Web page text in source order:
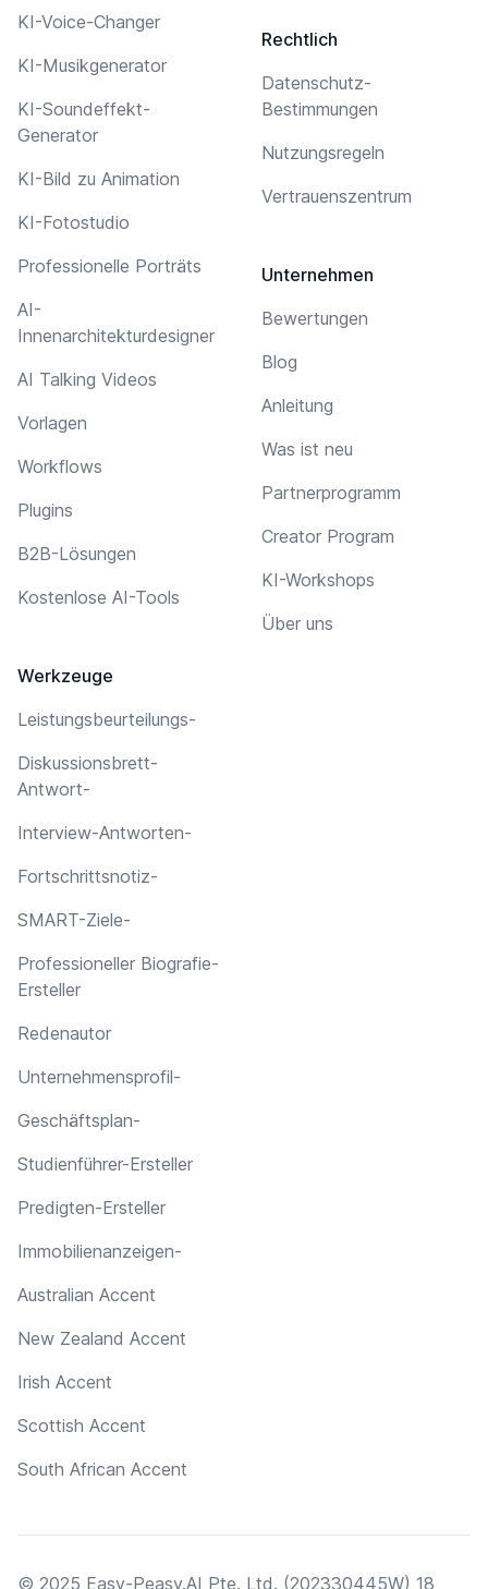
KI-Voice-Changer
KI-Musikgenerator
KI-Soundeffekt-
Generator
KI-Bild zu Animation
KI-Fotostudio
Professionelle Porträts
AI-
Innenarchitekturdesigner
AI Talking Videos
Vorlagen
Workflows
Plugins
B2B-Lösungen
Kostenlose AI-Tools
Werkzeuge
Leistungsbeurteilungs-
Diskussionsbrett-
Antwort-
Interview-Antworten-
Fortschrittsnotiz-
SMART-Ziele-
Professioneller Biografie-
Ersteller
Redenautor
Unternehmensprofil-
Geschäftsplan-
Studienführer-Ersteller
Predigten-Ersteller
Immobilienanzeigen-
Australian Accent
New Zealand Accent
Irish Accent
Scottish Accent
South African Accent
Rechtlich
Datenschutz-
Bestimmungen
Nutzungsregeln
Vertrauenszentrum
Unternehmen
Bewertungen
Blog
Anleitung
Was ist neu
Partnerprogramm
Creator Program
KI-Workshops
Über uns
© 2025 Easy-Peasy.AI Pte. Ltd. (202330445W) 18